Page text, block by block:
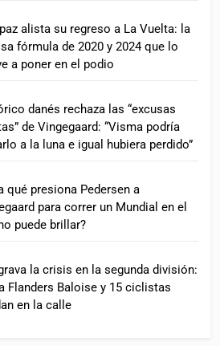
alista su regreso a La Vuelta: la
fórmula de 2020 y 2024 que lo
a poner en el podio
danés rechaza las “excusas
de Vingegaard: “Visma podría
a la luna e igual hubiera perdido”
qué presiona Pedersen a
para correr un Mundial en el
puede brillar?
la crisis en la segunda división:
Flanders Baloise y 15 ciclistas
en la calle